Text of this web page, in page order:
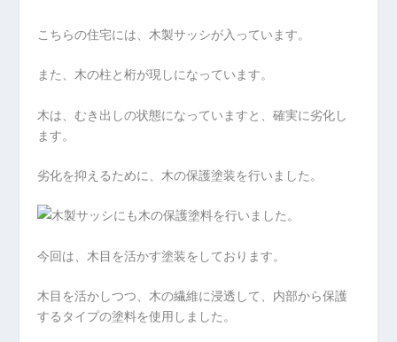
こちらの住宅には、木製サッシが入っています。
また、木の柱と桁が現しになっています。
木は、むき出しの状態になっていますと、確実に劣化し
ます。
劣化を抑えるために、木の保護塗装を行いました。
今回は、木目を活かす塗装をしております。
木目を活かしつつ、木の繊維に浸透して、内部から保護
するタイプの塗料を使用しました。